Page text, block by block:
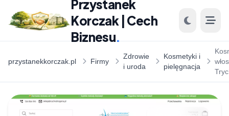
Przystanek
Korczak | Cech
Biznesu.
przystanekkorczak.pl Firmy
Zdrowie
i uroda
Kosmetyki i
pielęgnacja